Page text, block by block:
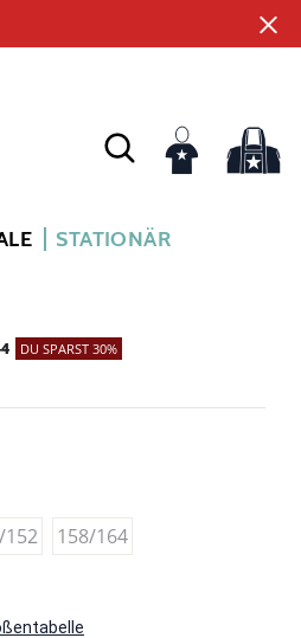
STATIONÄR
DU SPARST 30%
152 158/164